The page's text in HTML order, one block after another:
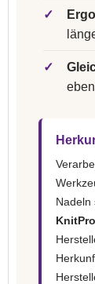
✓
✓
Nadeln
KnitPro